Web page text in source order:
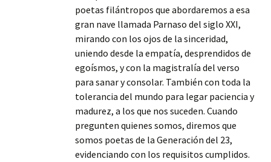
poetas filántropos que abordaremos a esa
gran nave llamada Parnaso del siglo XXI,
mirando con los ojos de la sinceridad,
uniendo desde la empatía, desprendidos de
egoísmos, y con la magistralía del verso
para sanar y consolar. También con toda la
tolerancia del mundo para legar paciencia y
madurez, a los que nos suceden. Cuando
pregunten quienes somos, diremos que
somos poetas de la Generación del 23,
evidenciando con los requisitos cumplidos.